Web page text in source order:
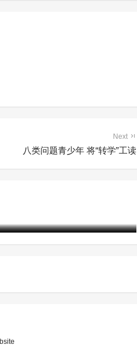
Next
八类问题青少年 将“转学”工读
听、说、观、写、考”——戒